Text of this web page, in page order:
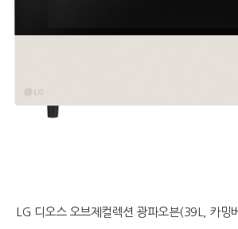
LG 디오스 오브제컬렉션 광파오븐(39L, 카밍